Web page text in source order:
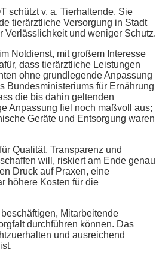
schützt v. a. Tierhaltende. Sie
tierärztliche Versorgung in Stadt
Verlässlichkeit und weniger Schutz.
Notdienst, mit großem Interesse
dass tierärztliche Leistungen
ohne grundlegende Anpassung
Bundesministeriums für Ernährung
die bis dahin geltenden
Anpassung fiel noch maßvoll aus;
Geräte und Entsorgung waren
Qualität, Transparenz und
will, riskiert am Ende genau
Druck auf Praxen, eine
höhere Kosten für die
Mitarbeitende
durchführen können. Das
und ausreichend